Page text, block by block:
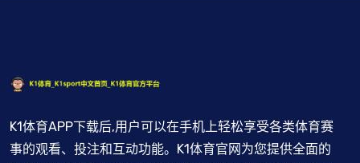
K1体育APP下载后,用户可以在手机上轻松享受各类体育赛
事的观看、投注和互动功能。K1体育官网为您提供全面的